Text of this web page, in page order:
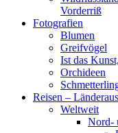
Vorderriß
Fotografien
Blumen
Greifvögel
Ist das
Orchideen
Reisen –
Weltweit
Nord-